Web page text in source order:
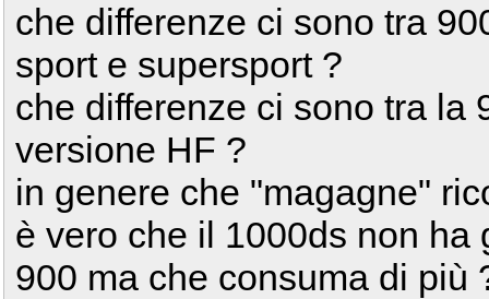
che differenze ci sono tra
sport e supersport ?
che differenze ci sono tra la
versione HF ?
in genere che "magagne"
è vero che il 1000ds non ha
900 ma che consuma di più